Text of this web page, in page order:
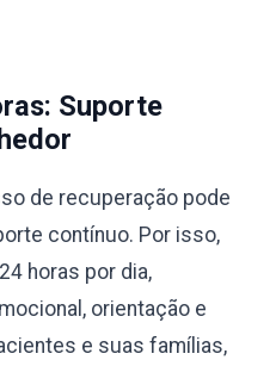
Suporte
de recuperação pode
contínuo. Por isso,
horas por dia,
orientação e
e suas famílias,